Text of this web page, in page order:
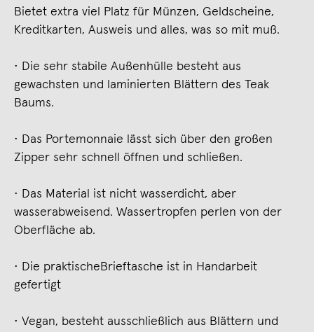
Bietet extra viel Platz für Münzen, Geldscheine,
Kreditkarten, Ausweis und alles, was so mit muß.
• Die sehr stabile Außenhülle besteht aus
gewachsten und laminierten Blättern des Teak
Baums.
• Das Portemonnaie lässt sich über den großen
Zipper sehr schnell öffnen und schließen.
• Das Material ist nicht wasserdicht, aber
wasserabweisend. Wassertropfen perlen von der
Oberfläche ab.
• Die praktischeBrieftasche ist in Handarbeit
gefertigt
• Vegan, besteht ausschließlich aus Blättern und